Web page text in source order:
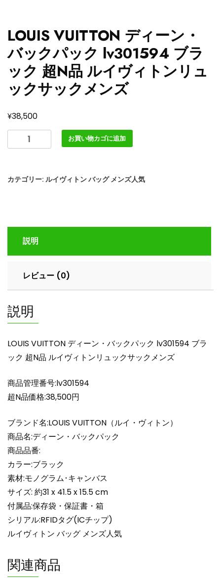
LOUIS VUITTON ディーン・
バックパック lv301594 ブラ
ック 超N品 ルイヴィトンリュ
ックサックメンズ
¥38,500
LOUIS
VUITTON
ー
ク
ッ
lv301594
ブ
ッ
ク
N
品
イ
ヴ
ト
ン
リ
ュ
ッ
ク
サ
ッ
ク
メ
ン
個
お買い物カゴに追加
カテゴリー: ルイヴィトン バッグ メンズ人気
説明
レビュー (0)
説明
LOUIS VUITTON ディーン・バックパック lv301594 ブラ
ック 超N品 ルイヴィトンリュックサックメンズ
商品管理番号:lv301594
超N品価格:38,500円
ブランド名:LOUIS VUITTON（ルイ・ヴィトン）
商品名:ディーン・バックパック
商品品番:
カラー:ブラック
素材:モノグラム･キャンバス
サイズ: 約31 x 41.5 x 15.5 cm
付属品:保存袋・保証書・箱
シリアル:RFIDタグ(ICチップ)
ルイヴィトン バッグ メンズ人気
関連商品